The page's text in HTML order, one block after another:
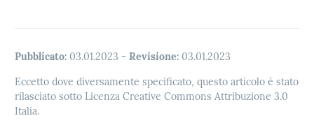
Pubblicato: 03.01.2023 - Revisione: 03.01.2023
Eccetto dove diversamente specificato, questo articolo è stato
rilasciato sotto Licenza Creative Commons Attribuzione 3.0
Italia.